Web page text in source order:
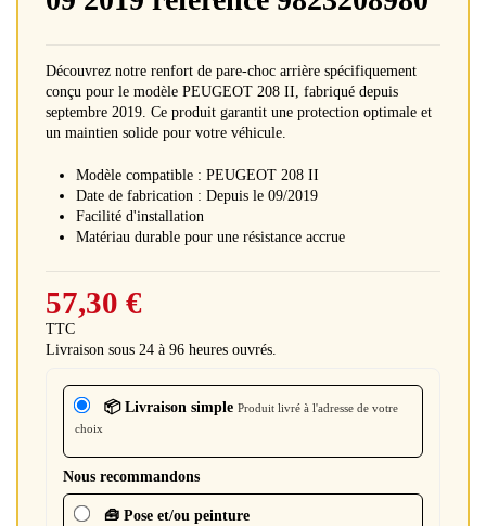
Découvrez notre renfort de pare-choc arrière spécifiquement
conçu pour le modèle PEUGEOT 208 II, fabriqué depuis
septembre 2019. Ce produit garantit une protection optimale et
un maintien solide pour votre véhicule.
Modèle compatible : PEUGEOT 208 II
Date de fabrication : Depuis le 09/2019
Facilité d'installation
Matériau durable pour une résistance accrue
57,30 €
TTC
Livraison sous 24 à 96 heures ouvrés.
📦 Livraison simple Produit livré à l'adresse de votre
choix
Nous recommandons
🧰 Pose et/ou peinture